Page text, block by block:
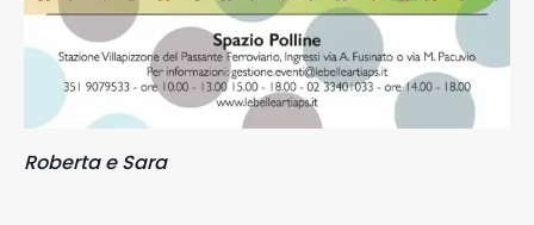
Roberta e Sara